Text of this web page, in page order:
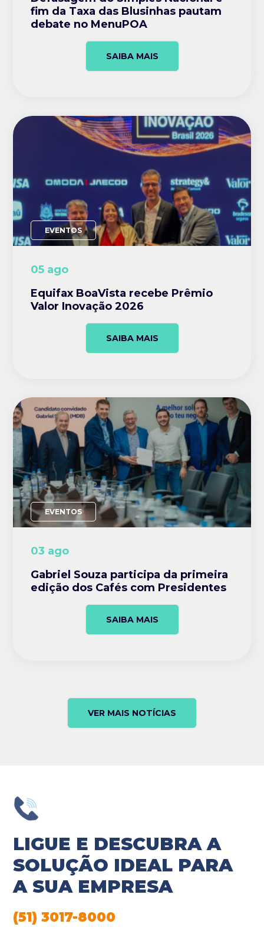
fim da Taxa das Blusinhas pautam
debate no MenuPOA
SAIBA MAIS
EVENTOS
05 ago
Equifax BoaVista recebe Prêmio
Valor Inovação 2026
SAIBA MAIS
EVENTOS
03 ago
Gabriel Souza participa da primeira
edição dos Cafés com Presidentes
SAIBA MAIS
VER MAIS NOTÍCIAS
LIGUE E DESCUBRA A
SOLUÇÃO IDEAL PARA
A SUA EMPRESA
(51) 3017-8000